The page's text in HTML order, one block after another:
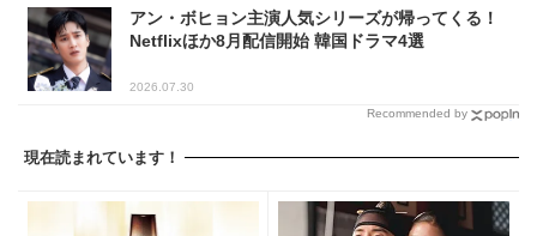
アン・ボヒョン主演人気シリーズが帰ってくる！
Netflixほか8月配信開始 韓国ドラマ4選
2026.07.30
Recommended by
現在読まれています！